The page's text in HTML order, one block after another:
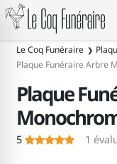
Le Coq Funéraire
Plaque Funéraire Arbre
Plaque
5 1